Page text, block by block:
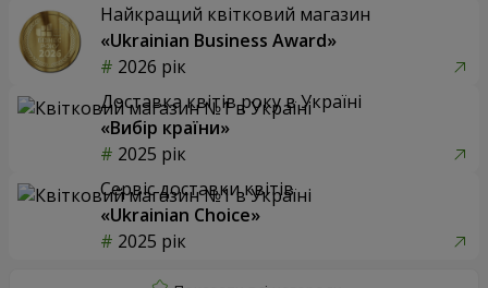
Найкращий квітковий магазин
«Ukrainian Business Award»
2026 рік
Доставка квітів року в Україні
«Вибір країни»
2025 рік
Сервіс доставки квітів
«Ukrainian Choice»
2025 рік